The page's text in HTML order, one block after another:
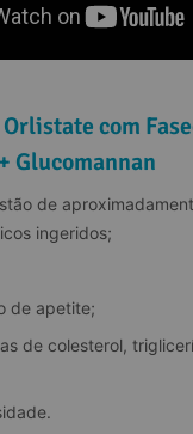
com
Glucomannan
de
ingeridos;
de apetite;
de colesterol,